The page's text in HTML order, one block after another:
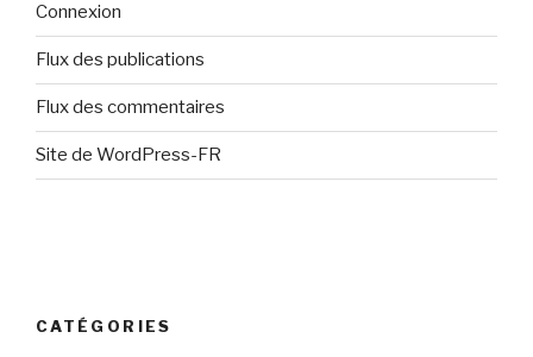
Connexion
Flux des publications
Flux des commentaires
Site de WordPress-FR
CATÉGORIES